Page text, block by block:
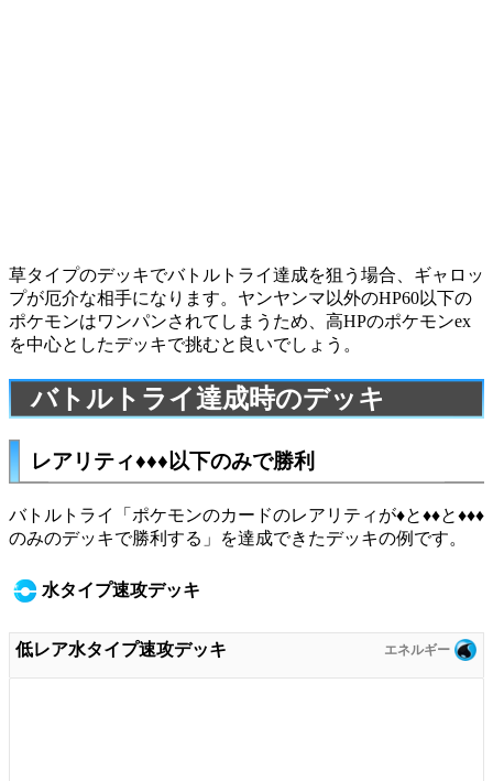
草タイプのデッキでバトルトライ達成を狙う場合、 ギャロッ
プが厄介な相手になります。ヤンヤンマ以外のHP60以下の
ポケモンはワンパンされてしまうため、高HPのポケモンex
を中心としたデッキで挑むと良いでしょう。
バトルトライ達成時のデッキ
レアリティ♦︎♦︎♦︎以下のみで勝利
バトルトライ「ポケモンのカードのレアリティが♦︎と♦︎♦︎と♦︎♦︎♦︎
のみのデッキで勝利する」を達成できたデッキの例です。
水タイプ速攻デッキ
低レア水タイプ速攻デッキ